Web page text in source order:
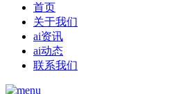
首页
关于我们
ai资讯
ai动态
联系我们